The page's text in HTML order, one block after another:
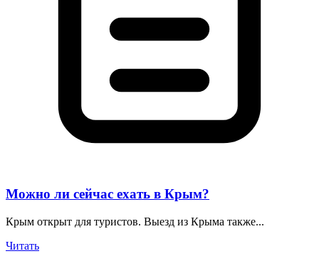
Можно ли сейчас ехать в Крым?
Крым открыт для туристов. Выезд из Крыма также...
Читать